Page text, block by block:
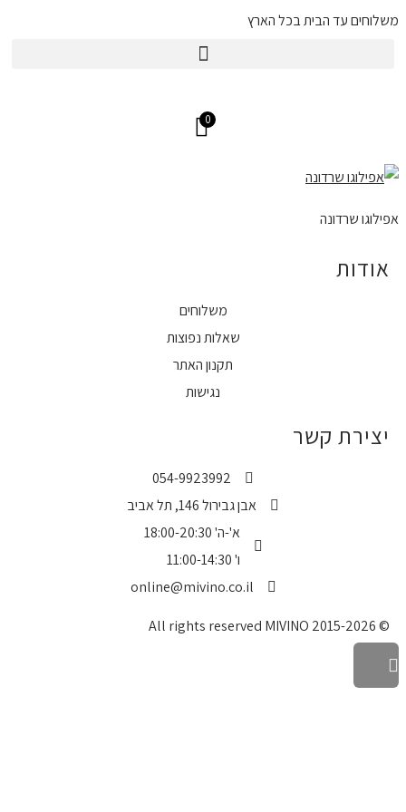
משלוחים עד הבית בכל הארץ
0
אפילוגו שרדונה
אודות
משלוחים
שאלות נפוצות
תקנון האתר
נגישות
יצירת קשר
054-9923992
אבן גבירול 146, תל אביב
א'-ה' 18:00-20:30
ו' 11:00-14:30
online@mivino.co.il
© All rights reserved MIVINO 2015-2026